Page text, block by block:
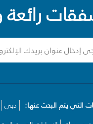
رائعة
التي يتم البحث عنها: دبي